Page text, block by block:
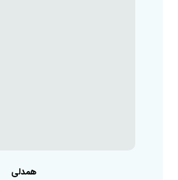
همدلی